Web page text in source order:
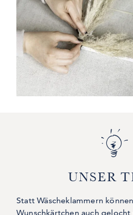
UNSER
Statt Wäscheklammern
Wunschkärtchen auch